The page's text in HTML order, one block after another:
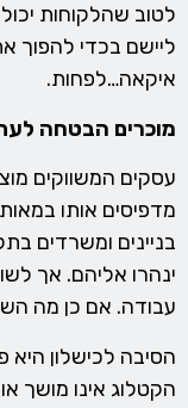
לטוב שהלקוחות
ליישם בכדי להפוך
איקאה…לפחות.
מוכרים הבטחה
עסקים המשווקים
מדפיסים אותו
בניינים ומשרדים
ינהרו אליהם. אך
עבודה. אם כן מה
הסיבה לכישלון
הקטלוג אינו מושך